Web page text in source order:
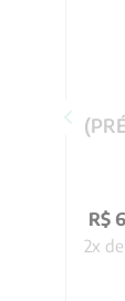
R$
2x de